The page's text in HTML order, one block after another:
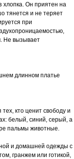
хлопка. Он приятен на
тянется и не теряет
при
Не вызывает
длинном платье
кто ценит свободу и
белый, синий, серый, а
пальмы животные.
и домашней одежды с
гранжем или готикой,